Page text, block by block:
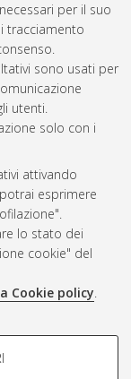
per il suo
tracciamento
sono usati per
utenti.
solo con i
attivando
esprimere
lo stato dei
cookie" del
Cookie policy.